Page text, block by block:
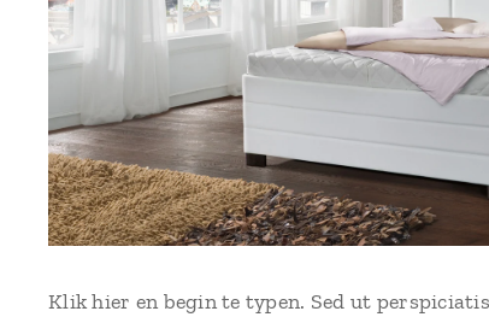
Klik hier en begin te typen. Sed ut